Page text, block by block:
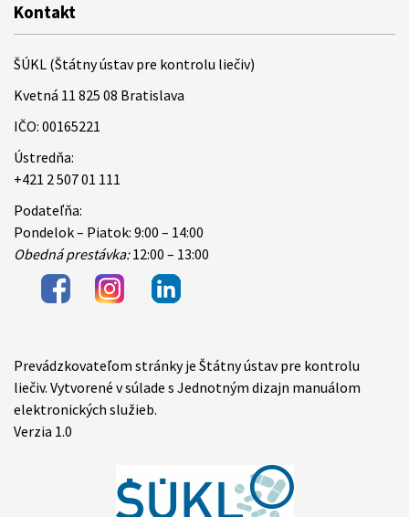
Kontakt
ŠÚKL (Štátny ústav pre kontrolu liečiv)
Kvetná 11 825 08 Bratislava
IČO: 00165221
Ústredňa:
+421 2 507 01 111
Podateľňa:
Pondelok – Piatok: 9:00 – 14:00
Obedná prestávka:12:00 – 13:00
Items
Prevádzkovateľom stránky je Štátny ústav pre kontrolu
liečiv. Vytvorené v súlade s Jednotným dizajn manuálom
elektronických služieb.
Verzia 1.0